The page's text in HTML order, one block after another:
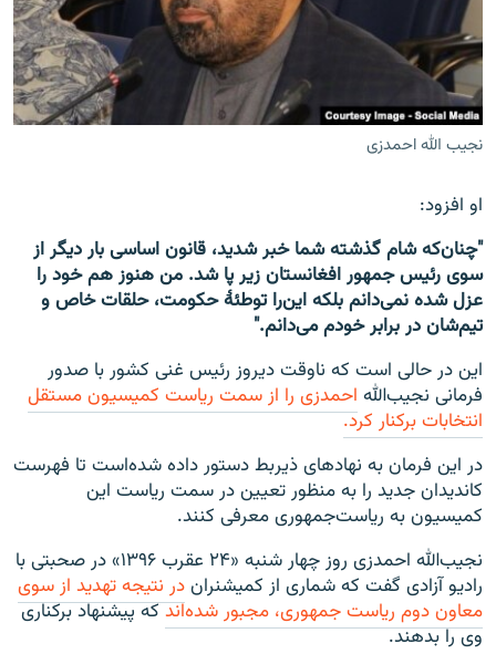
نجیب الله احمدزی
او افزود:
"چنان‌که شام گذشته شما خبر شدید، قانون اساسی بار دیگر از
سوی رئیس جمهور افغانستان زیر پا شد. من هنوز هم خود را
عزل شده نمی‌دانم بلکه این‌را توطئۀ حکومت، حلقات خاص و
تیم‌شان در برابر خودم می‌دانم."
این در حالی است که ناوقت دیروز رئیس غنی کشور با صدور
فرمانی نجیب‌الله احمدزی را از سمت ریاست کمیسیون مستقل
انتخابات برکنار کرد.
در این فرمان به نهادهای ذیربط دستور داده شده‌است تا فهرست
کاندیدان جدید را به منظور تعیین در سمت ریاست این
کمیسیون به ریاست‌جمهوری معرفی کنند.
نجیب‌الله احمدزی روز چهار شنبه «۲۴ عقرب ۱۳۹۶» در صحبتی با
رادیو آزادی گفت که شماری از کمیشنراندر نتیجه تهدید از سوی
معاون دوم ریاست جمهوری، مجبور شده‌اندکه پیشنهاد برکناری
وی را بدهند.